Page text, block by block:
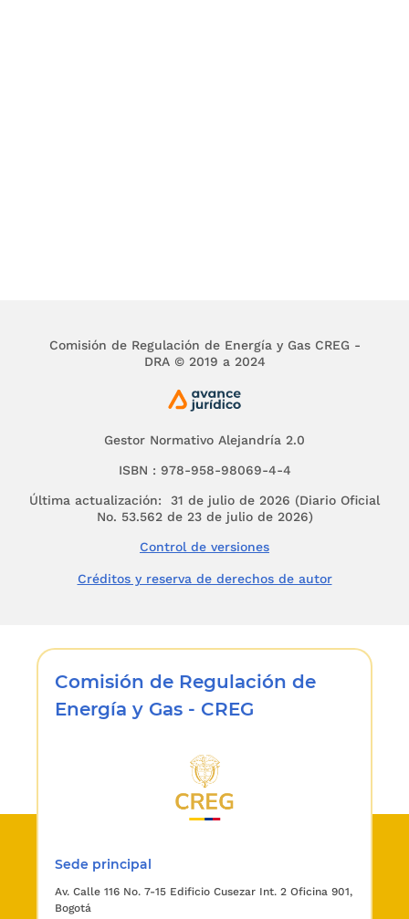
Director Ejecutivo
Gestor Normativo Alejandría 2.0
ISBN : 978-958-98069-4-4
Última actualización: 31 de julio de 2026 (Diario Oficial
No. 53.562 de 23 de julio de 2026)
Control de versiones
Créditos y reserva de derechos de autor
Comisión de Regulación de Energía y Gas CREG -
DRA © 2019 a 2024
Comisión de Regulación de
Energía y Gas - CREG
Sede principal
Av. Calle 116 No. 7-15 Edificio Cusezar Int. 2 Oficina 901,
Bogotá